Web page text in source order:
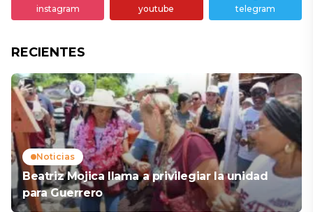
instagram youtube telegram
RECIENTES
Noticias
Beatriz Mojica llama a privilegiar la unidad
para Guerrero